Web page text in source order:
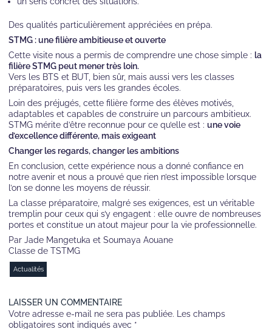
Des qualités particulièrement appréciées en prépa.
STMG : une filière ambitieuse et ouverte
Cette visite nous a permis de comprendre une chose simple : la
filière STMG peut mener très loin.
Vers les BTS et BUT, bien sûr, mais aussi vers les classes
préparatoires, puis vers les grandes écoles.
Loin des préjugés, cette filière forme des élèves motivés,
adaptables et capables de construire un parcours ambitieux.
STMG mérite d’être reconnue pour ce qu’elle est : une voie
d’excellence différente, mais exigeant
Changer les regards, changer les ambitions
En conclusion, cette expérience nous a donné confiance en
notre avenir et nous a prouvé que rien n’est impossible lorsque
l’on se donne les moyens de réussir.
La classe préparatoire, malgré ses exigences, est un véritable
tremplin pour ceux qui s’y engagent : elle ouvre de nombreuses
portes et constitue un atout majeur pour la vie professionnelle.
Par Jade Mangetuka et Soumaya Aouane
Classe de TSTMG
Actualités
LAISSER UN COMMENTAIRE
Votre adresse e-mail ne sera pas publiée.
Les champs
obligatoires sont indiqués avec *